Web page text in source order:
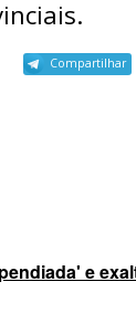
Compartilhar
e